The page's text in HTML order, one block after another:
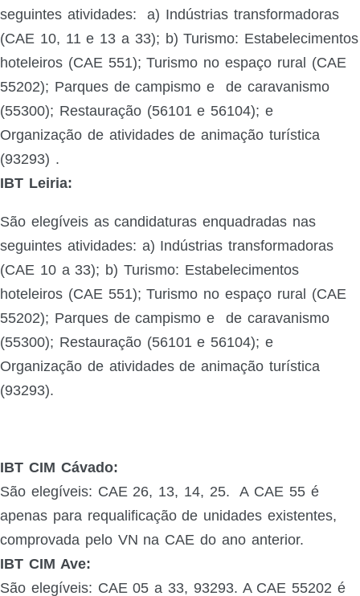
seguintes atividades:
a) Indústrias transformadoras
(CAE 10, 11 e 13 a 33); b) Turismo: Estabelecimentos
hoteleiros (CAE 551); Turismo no espaço rural (CAE
55202); Parques de campismo e de caravanismo
(55300); Restauração (56101 e 56104); e
Organização de atividades de animação turística
(93293) .
IBT Leiria:
São elegíveis as candidaturas enquadradas nas
seguintes atividades: a) Indústrias transformadoras
(CAE 10 a 33); b) Turismo: Estabelecimentos
hoteleiros (CAE 551); Turismo no espaço rural (CAE
55202); Parques de campismo e de caravanismo
(55300); Restauração (56101 e 56104); e
Organização de atividades de animação turística
(93293).
IBT CIM Cávado:
São elegíveis: CAE 26, 13, 14, 25. A CAE 55 é
apenas para requalificação de unidades existentes,
comprovada pelo VN na CAE do ano anterior.
IBT CIM Ave:
São elegíveis: CAE 05 a 33, 93293. A CAE 55202 é